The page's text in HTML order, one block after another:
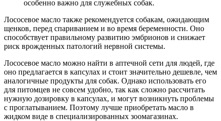
особенно важно для служебных собак.
Лососевое масло также рекомендуется собакам, ожидающим
щенков, перед спариванием и во время беременности. Оно
способствует правильному развитию эмбрионов и снижает
риск врожденных патологий нервной системы.
Лососевое масло можно найти в аптечной сети для людей, где
оно предлагается в капсулах и стоит значительно дешевле, чем
аналогичные продукты для собак. Однако использовать его
для питомцев не совсем удобно, так как сложно рассчитать
нужную дозировку в капсулах, и могут возникнуть проблемы
с проглатыванием. Поэтому лучше приобретать масло в
жидком виде в специализированных зоомагазинах.